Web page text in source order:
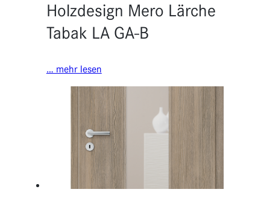
Holzdesign Mero Lärche
Tabak LA GA-B
… mehr lesen